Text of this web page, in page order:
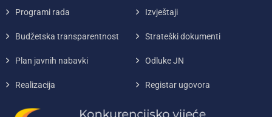
Programi rada Izvještaji
Budžetska transparentnost Strateški dokumenti
Plan javnih nabavki Odluke JN
Realizacija Registar ugovora